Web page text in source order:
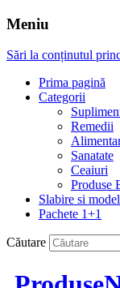
Meniu
Sări la conținutul
Prima pagină
Categorii
Remedii
Sanatate
Ceaiuri
Produse
Slabire si
Pachete 1+1
Căutare